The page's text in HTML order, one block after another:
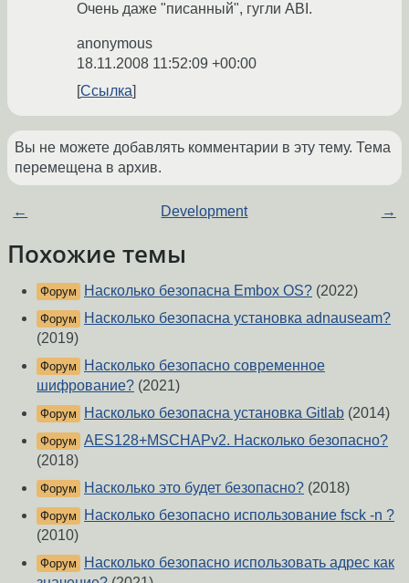
Очень даже "писанный", гугли ABI.
anonymous
18.11.2008 11:52:09 +00:00
Ссылка
Вы не можете добавлять комментарии в эту тему. Тема
перемещена в архив.
← Development →
Похожие темы
Форум Насколько безопасна Embox OS? (2022)
Форум
Насколько безопасна установка adnauseam?
(2019)
Форум
Насколько безопасно современное
шифрование? (2021)
Форум Насколько безопасна установка Gitlab (2014)
Форум AES128+MSCHAPv2. Насколько безопасно?
(2018)
Форум Насколько это будет безопасно? (2018)
Форум
Насколько безопасно использование fsck -n ?
(2010)
Форум
Насколько безопасно использовать адрес как